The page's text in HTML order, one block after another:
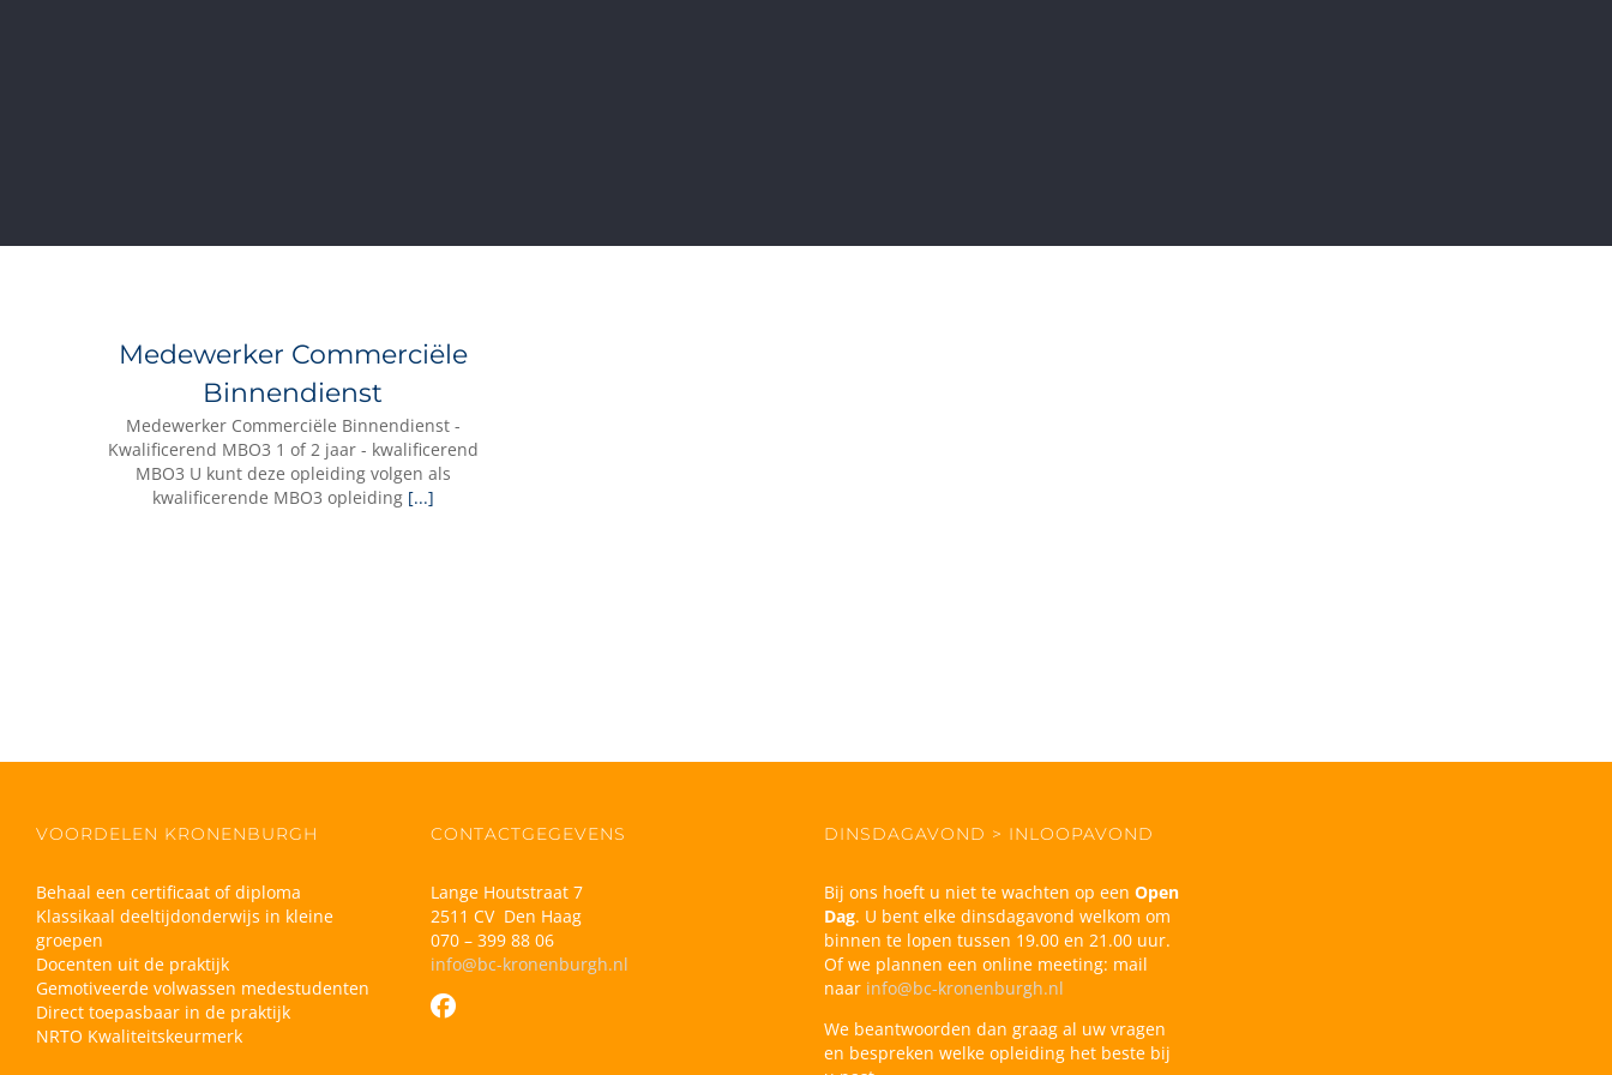
Medewerker Commerciële
Binnendienst
Medewerker Commerciële Binnendienst -
Kwalificerend MBO3 1 of 2 jaar - kwalificerend
MBO3 U kunt deze opleiding volgen als
kwalificerende MBO3 opleiding [...]
VOORDELEN KRONENBURGH
Behaal een certificaat of diploma
Klassikaal deeltijdonderwijs in kleine
groepen
Docenten uit de praktijk
Gemotiveerde volwassen medestudenten
Direct toepasbaar in de praktijk
NRTO Kwaliteitskeurmerk
CONTACTGEGEVENS
Lange Houtstraat 7
2511 CV Den Haag
070 – 399 88 06
info@bc-kronenburgh.nl
DINSDAGAVOND > INLOOPAVOND
Bij ons hoeft u niet te wachten op een Open
Dag. U bent elke dinsdagavond welkom om
binnen te lopen tussen 19.00 en 21.00 uur.
Of we plannen een online meeting: mail
naar info@bc-kronenburgh.nl
We beantwoorden dan graag al uw vragen
en bespreken welke opleiding het beste bij